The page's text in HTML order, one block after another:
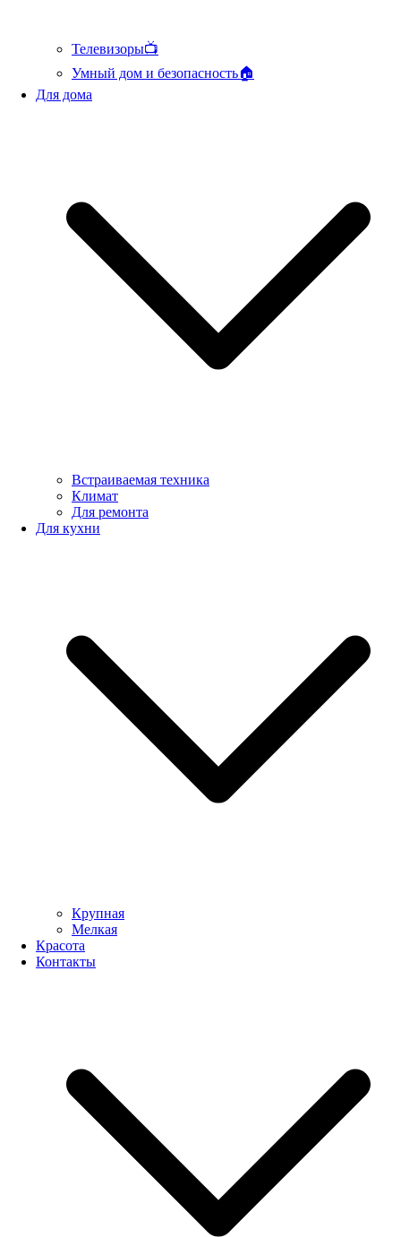
Телевизоры📺
Умный дом и безопасность🏠
Для дома
Встраиваемая техника
Климат
Для ремонта
Для кухни
Крупная
Мелкая
Красота
Контакты